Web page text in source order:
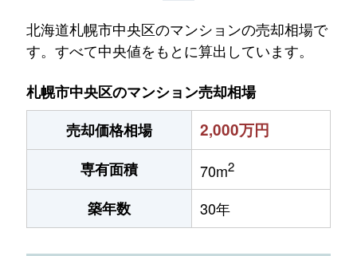
北海道札幌市中央区のマンションの売却相場で
す。すべて中央値をもとに算出しています。
札幌市中央区のマンション売却相場
売却価格相場
2,000万円
専有面積 70m2
築年数 30年